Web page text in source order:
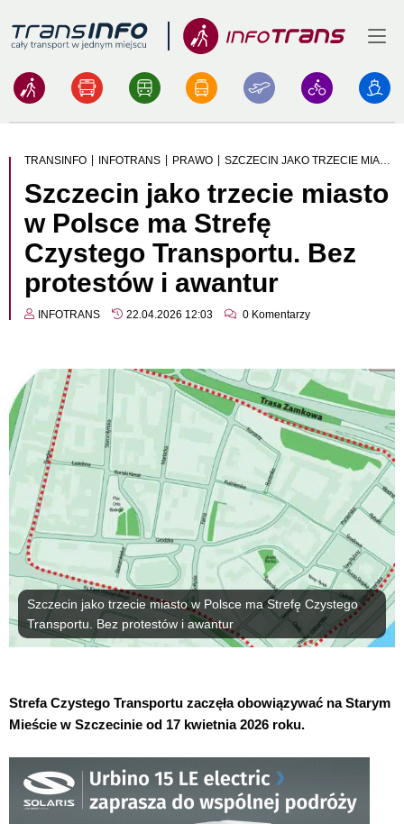
Logo Menu
TRANSINFO INFOTRANS PRAWO SZCZECIN JAKO TRZECIE MIASTO W POLSCE MA STREFĘ CZYSTEGO TRANSPORTU. BEZ PROTESTÓW I AWANTUR
Szczecin jako trzecie miasto
w Polsce ma Strefę
Czystego Transportu. Bez
protestów i awantur
INFOTRANS 22.04.2026 12:03 0 Komentarzy
Szczecin jako trzecie miasto w Polsce ma Strefę Czystego
Transportu. Bez protestów i awantur
Strefa Czystego Transportu zaczęła obowiązywać na Starym
Mieście w Szczecinie od 17 kwietnia 2026 roku.